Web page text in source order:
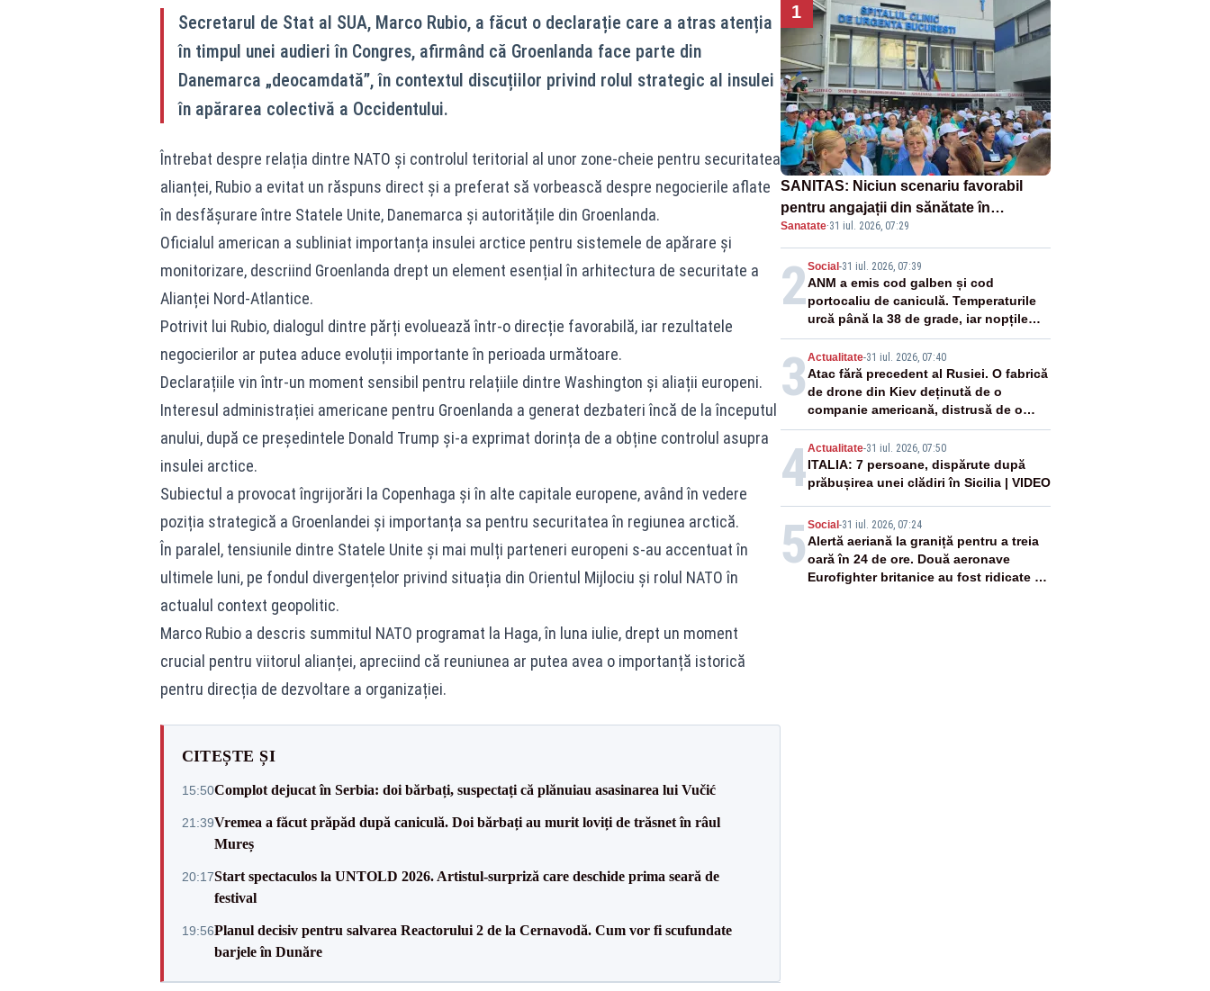
Secretarul de Stat al SUA, Marco Rubio, a făcut o declarație care a atras atenția
în timpul unei audieri în Congres, afirmând că Groenlanda face parte din
Danemarca „deocamdată”, în contextul discuțiilor privind rolul strategic al insulei
în apărarea colectivă a Occidentului.
Întrebat despre relația dintre NATO și controlul teritorial al unor zone-cheie pentru securitatea
alianței, Rubio a evitat un răspuns direct și a preferat să vorbească despre negocierile aflate
în desfășurare între Statele Unite, Danemarca și autoritățile din Groenlanda.
Oficialul american a subliniat importanța insulei arctice pentru sistemele de apărare și
monitorizare, descriind Groenlanda drept un element esențial în arhitectura de securitate a
Alianței Nord-Atlantice.
Potrivit lui Rubio, dialogul dintre părți evoluează într-o direcție favorabilă, iar rezultatele
negocierilor ar putea aduce evoluții importante în perioada următoare.
Declarațiile vin într-un moment sensibil pentru relațiile dintre Washington și aliații europeni.
Interesul administrației americane pentru Groenlanda a generat dezbateri încă de la începutul
anului, după ce președintele Donald Trump și-a exprimat dorința de a obține controlul asupra
insulei arctice.
Subiectul a provocat îngrijorări la Copenhaga și în alte capitale europene, având în vedere
poziția strategică a Groenlandei și importanța sa pentru securitatea în regiunea arctică.
În paralel, tensiunile dintre Statele Unite și mai mulți parteneri europeni s-au accentuat în
ultimele luni, pe fondul divergențelor privind situația din Orientul Mijlociu și rolul NATO în
actualul context geopolitic.
Marco Rubio a descris summitul NATO programat la Haga, în luna iulie, drept un moment
crucial pentru viitorul alianței, apreciind că reuniunea ar putea avea o importanță istorică
pentru direcția de dezvoltare a organizației.
CITEȘTE ȘI
15:50Complot dejucat în Serbia: doi bărbați, suspectați că plănuiau asasinarea lui Vučić
21:39Vremea a făcut prăpăd după caniculă. Doi bărbați au murit loviți de trăsnet în râul
Mureș
20:17Start spectaculos la UNTOLD 2026. Artistul-surpriză care deschide prima seară de
festival
19:56Planul decisiv pentru salvarea Reactorului 2 de la Cernavodă. Cum vor fi scufundate
barjele în Dunăre
1
SANITAS: Niciun scenariu favorabil
pentru angajații din sănătate în
proiectul Legii salarizării
Sanatate·31 iul. 2026, 07:29
2Social -31 iul. 2026, 07:39
ANM a emis cod galben și cod
portocaliu de caniculă. Temperaturile
urcă până la 38 de grade, iar nopțile
devin tropicale
3 Actualitate-31 iul. 2026, 07:40
Atac fără precedent al Rusiei. O fabrică
de drone din Kiev deținută de o
companie americană, distrusă de o
rachetă rusească
4Actualitate-31 iul. 2026, 07:50
ITALIA: 7 persoane, dispărute după
prăbușirea unei clădiri în Sicilia | VIDEO
5 Social -31 iul. 2026, 07:24
Alertă aeriană la graniță pentru a treia
oară în 24 de ore. Două aeronave
Eurofighter britanice au fost ridicate de